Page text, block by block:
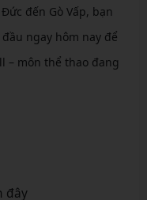
đến Gò Vấp, bạn
ngay hôm nay để
– môn thể thao đang
đây